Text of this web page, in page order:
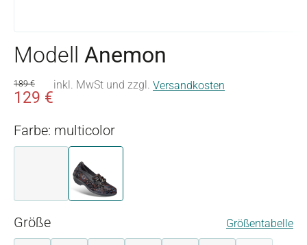
Modell Anemon
129 €
189 € inkl. MwSt und zzgl. Versandkosten
Farbe: multicolor
multicolor
Größeauswählen Größentabelle